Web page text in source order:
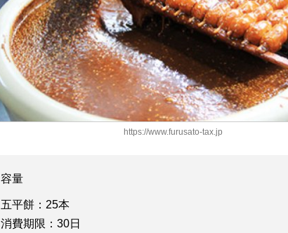
https://www.furusato-tax.jp
容量
五平餅：25本
消費期限：30日